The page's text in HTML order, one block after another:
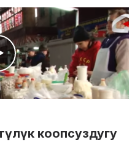
коопсуздугу